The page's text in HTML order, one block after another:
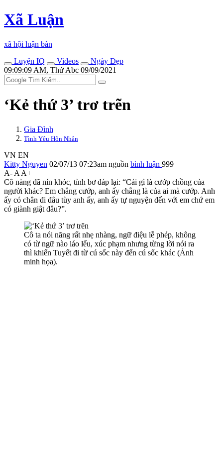
Xã Luận
xã hội luận bàn
Luyện IQ
Videos
Ngày Đẹp
09:09:09 AM, Thứ Abc 09/09/2021
‘Kẻ thứ 3’ trơ trẽn
Gia Đình
Tình Yêu Hôn Nhân
VN EN
Kitty Nguyen 02/07/13 07:23am nguồn bình luận 999
A- A A+
Cô nàng đã nín khóc, tỉnh bơ đáp lại: “Cái gì là cướp chồng của
người khác? Em chẳng cướp, anh ấy chẳng là của ai mà cướp. Anh
ấy có chân đi đâu tùy anh ấy, anh ấy tự nguyện đến với em chứ em
có giành giật đâu?”.
Cô ta nói năng rất nhẹ nhàng, ngữ điệu lễ phép, không
có từ ngữ nào láo lếu, xúc phạm nhưng từng lời nói ra
thì khiến Tuyết đi từ cú sốc này đến cú sốc khác (Ảnh
minh họa).